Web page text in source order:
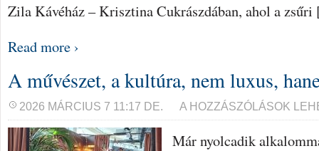
Zila Kávéház – Krisztina Cukrászdában, ahol a
Read more ›
A művészet, a kultúra, nem luxus,
2026 MÁRCIUS 7 11:17 DE.
KULTÚRA,
NEM
A HOZZÁSZÓLÁSOK
Már nyolcadik